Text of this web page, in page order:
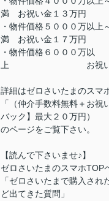
満 お祝い金１３万円
・物件価格５０００万以上
満 お祝い金１７万円
・物件価格６０００万以
上 お祝い金２
詳細はゼロさいたまのスマ
「（仲介手数料無料＋お祝
バック】最大２０万円）
のページをご覧下さい。
【読んで下さいませ♪】
ゼロさいたまのスマホTOP
「ゼロさいたまで購入され
ど出てきた質問」